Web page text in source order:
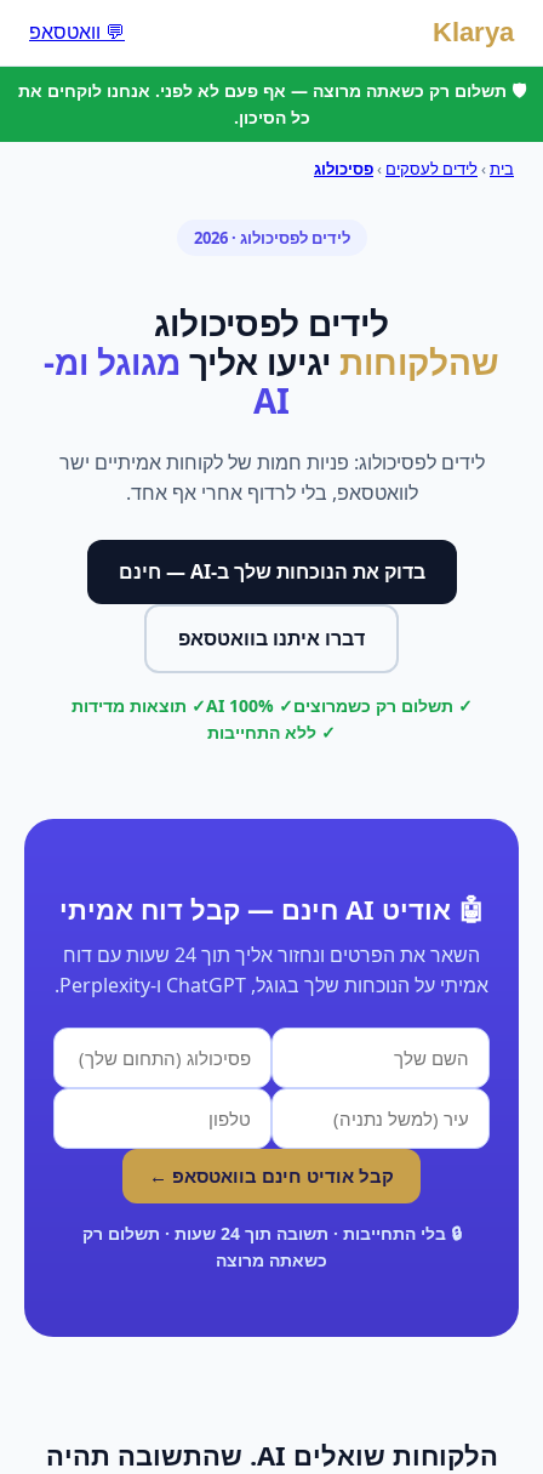
Klarya 💬 וואטסאפ
🛡️ תשלום רק כשאתה מרוצה — אף פעם לא לפני. אנחנו לוקחים את
כל הסיכון.
בית›לידים לעסקים ›פסיכולוג
לידים לפסיכולוג · 2026
לידים לפסיכולוג
שהלקוחות יגיעו אליך מגוגל ומ-
AI
לידים לפסיכולוג: פניות חמות של לקוחות אמיתיים ישר
לוואטסאפ, בלי לרדוף אחרי אף אחד.
בדוק את הנוכחות שלך ב-AI — חינם
דברו איתנו בוואטסאפ
✓ תשלום רק כשמרוצים✓ 100% AI
✓ תוצאות מדידות
✓ ללא התחייבות
🤖 אודיט AI חינם — קבל דוח אמיתי
השאר את הפרטים ונחזור אליך תוך 24 שעות עם דוח
אמיתי על הנוכחות שלך בגוגל, ChatGPT ו-Perplexity.
קבל אודיט חינם בוואטסאפ ←
🔒 בלי התחייבות · תשובה תוך 24 שעות · תשלום רק
כשאתה מרוצה
הלקוחות שואלים AI. שהתשובה תהיה